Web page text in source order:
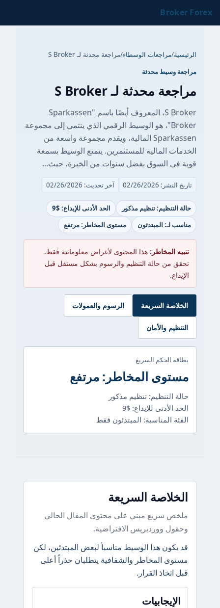
Broker Forex
الرئيسية/مراجعات الوسطاء/مراجعة محدثة لـ S Broker
مراجعة وسيط محدثة
مراجعة محدثة لـ S Broker
S Broker، المعروف أيضًا باسم "Sparkassen
Broker"، هو الوسيط الرقمي الذي ينتمي إلى مجموعة
Sparkassen المالية، ويقدم مجموعة واسعة من
الخدمات المالية للمستثمرين. يتمتع الوسيط بسمعة
قوية في السوق بفضل سنوات من الخبرة، حيث...
تاريخ النشر: 02/26/2026 آخر تحديث: 02/26/2026
حالة التنظيم: تنظيم مذكور
الحد الأدنى للإيداع: $9
مناسب لـ: المبتدئون
مستوى المخاطر: مرتفع
تنبيه المخاطر: هذا المحتوى لأغراض معلوماتية فقط.
تحقق من حالة التنظيم والرسوم بشكل مستقل قبل
الإيداع.
الخلاصة السريعة الرسوم والعمولات
التنظيم والأمان
بطاقة الحكم السريع
مستوى المخاطر: مرتفع
حالة التنظيم: تنظيم مذكور
الحد الأدنى للإيداع: $9
الفئة المناسبة: المبتدئون فقط
الخلاصة السريعة
ملخص سريع مبني على محتوى المقال الحالي
وحقول ووردبريس الافتراضية.
قد يكون هذا الوسيط مناسباً لبعض المبتدئين، لكن
مستوى المخاطر والشفافية يتطلبان حذراً أعلى
قبل اتخاذ القرار.
الإيجابيات